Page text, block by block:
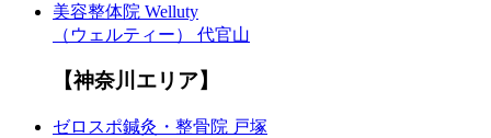
美容整体院 Welluty
（ウェルティー） 代官山
【神奈川エリア】
ゼロスポ鍼灸・整骨院 戸塚